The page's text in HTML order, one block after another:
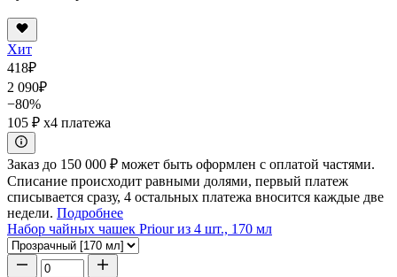
Хит
418₽
2 090₽
−80%
105 ₽ x4 платежа
Заказ до 150 000 ₽ может быть оформлен с оплатой частями.
Списание происходит равными долями, первый платеж
списывается сразу, 4 остальных платежа вносится каждые две
недели. Подробнее
Набор чайных чашек Priour из 4 шт., 170 мл